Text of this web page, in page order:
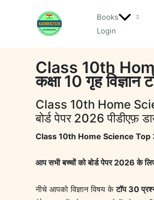
Books
Login
Class 10th
कक्षा 10 गृह
Class 10th Home
बोर्ड पेपर 2026 पीडीएफ़
Class 10th Home Science Top
आप सभी बच्चों को बोर्ड पेपर 2026 के लिए
नीचे आपको विज्ञान विषय केटॉप 30